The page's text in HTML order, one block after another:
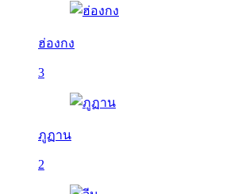
ฮ่องกง
3
ภูฏาน
2